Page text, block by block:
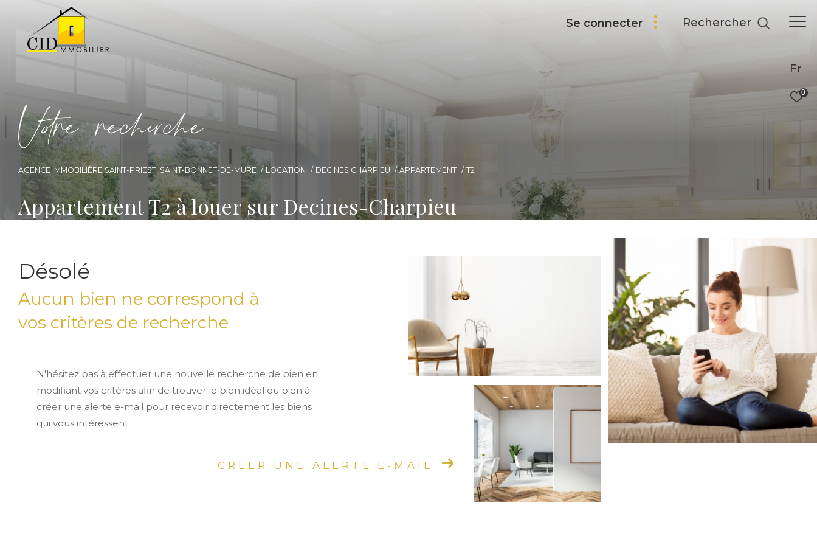
Fr
0
Se connecter Rechercher
Vore recece
AGENCE IMMOBILIÈRE SAINT-PRIEST, SAINT-BONNET-DE-MURE LOCATION DECINES CHARPIEU APPARTEMENT T2
Appartement T2 à louer sur Decines-Charpieu
Désolé
Aucun bien ne correspond à
vos critères de recherche
N'hésitez pas à effectuer une nouvelle recherche de bien en
modifiant vos critères afin de trouver le bien idéal ou bien à
créer une alerte e-mail pour recevoir directement les biens
qui vous intéressent.
CREER UNE ALERTE E-MAIL